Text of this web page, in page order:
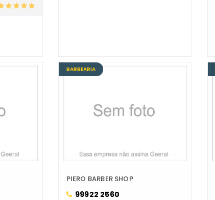
BARBEARIA
PIERO BARBER SHOP
99922 2560